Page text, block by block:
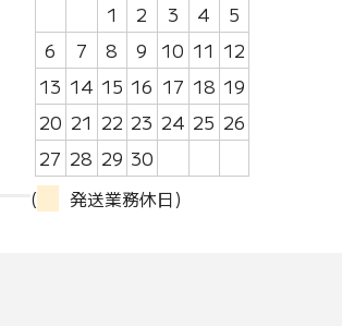
1
2 3 4
5
6
7 8 9 10 11 12
13 14 15 16 17 18 19
20 21 22 23 24 25 26
27 28 29 30
(
発送業務休日)